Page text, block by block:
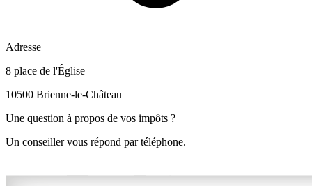
Adresse
8 place de l'Église
10500 Brienne-le-Château
Une question à propos de vos impôts ?
Un conseiller vous répond par téléphone.